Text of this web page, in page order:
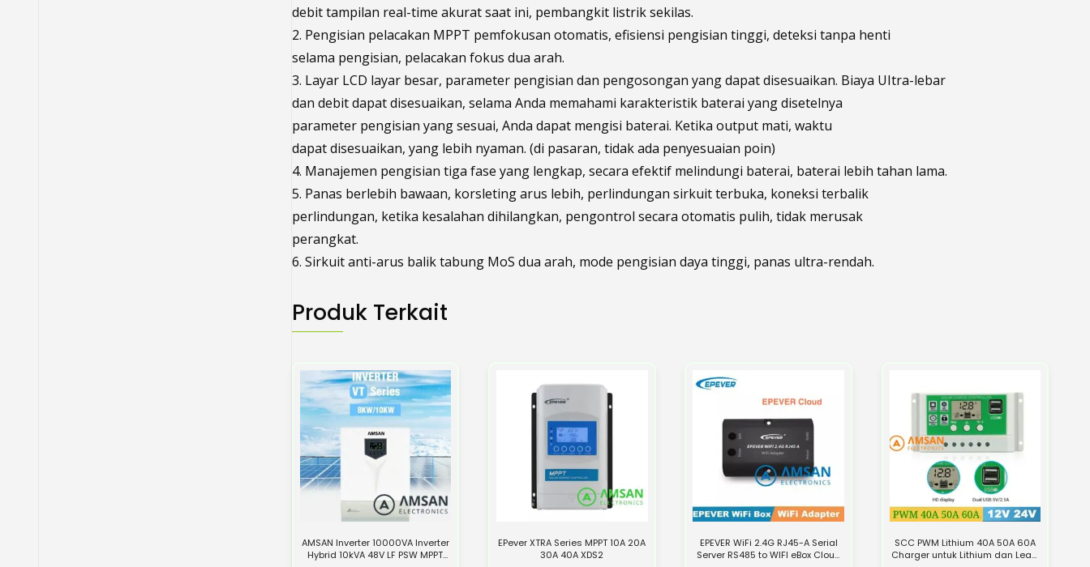
debit tampilan real-time akurat saat ini, pembangkit listrik sekilas.
2. Pengisian pelacakan MPPT pemfokusan otomatis, efisiensi pengisian tinggi, deteksi tanpa henti
selama pengisian, pelacakan fokus dua arah.
3. Layar LCD layar besar, parameter pengisian dan pengosongan yang dapat disesuaikan. Biaya UItra-lebar
dan debit dapat disesuaikan, selama Anda memahami karakteristik baterai yang disetelnya
parameter pengisian yang sesuai, Anda dapat mengisi baterai. Ketika output mati, waktu
dapat disesuaikan, yang lebih nyaman. (di pasaran, tidak ada penyesuaian poin)
4. Manajemen pengisian tiga fase yang lengkap, secara efektif melindungi baterai, baterai lebih tahan lama.
5. Panas berlebih bawaan, korsleting arus lebih, perlindungan sirkuit terbuka, koneksi terbalik
perlindungan, ketika kesalahan dihilangkan, pengontrol secara otomatis pulih, tidak merusak
perangkat.
6. Sirkuit anti-arus balik tabung MoS dua arah, mode pengisian daya tinggi, panas ultra-rendah.
Produk Terkait
AMSAN Inverter 10000VA Inverter
Hybrid 10kVA 48V LF PSW MPPT
EPever XTRA Series MPPT 10A 20A
30A 40A XDS2
EPEVER WiFi 2.4G RJ45-A Serial
Server RS485 to WIFI eBox Cloud
SCC PWM Lithium 40A 50A 60A
Charger untuk Lithium dan Lead